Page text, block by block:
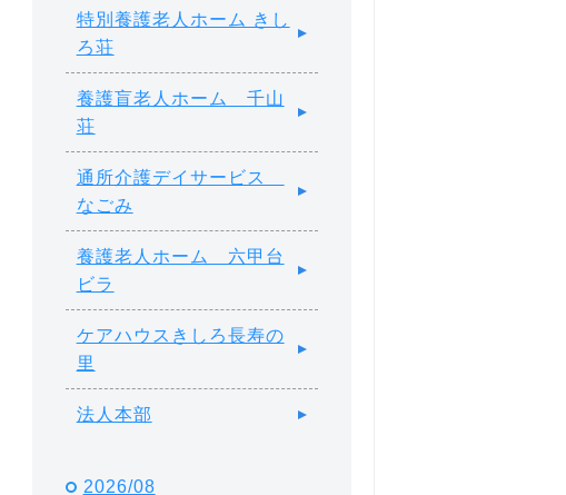
特別養護老人ホーム きし
ろ荘
養護盲老人ホーム 千山
荘
通所介護デイサービス
なごみ
養護老人ホーム 六甲台
ビラ
ケアハウスきしろ長寿の
里
法人本部
2026/08